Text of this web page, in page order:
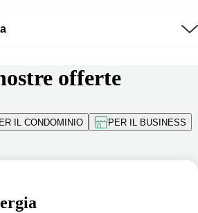
offerte
IL CONDOMINIO PER IL BUSINESS